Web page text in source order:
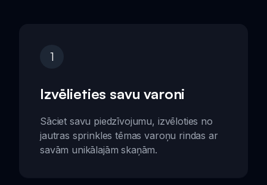
1
Izvēlieties savu varoni
Sāciet savu piedzīvojumu, izvēloties no
jautras sprinkles tēmas varoņu rindas ar
savām unikālajām skaņām.